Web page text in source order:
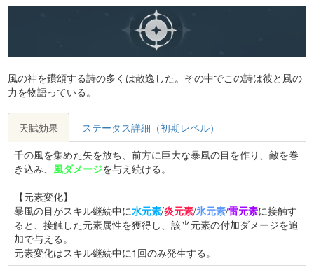
風の神を鑽頌する詩の多くは散逸した。その中でこの詩は彼と風の
力を物語っている。
天賦効果
ステータス詳細（初期レベル）
千の風を集めた矢を放ち、前方に巨大な暴風の目を作り、敵を巻
き込み、 風ダメージを与え続ける。
【元素変化】
暴風の目がスキル継続中に水元素/炎元素/氷元素/雷元素に接触す
ると、接触した元素属性を獲得し、該当元素の付加ダメージを追
加で与える。
元素変化はスキル継続中に1回のみ発生する。